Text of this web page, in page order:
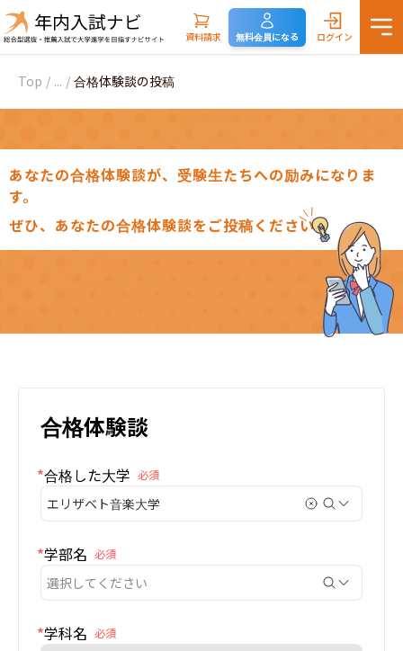
資料請求 無料会員になる ログイン
Top / ... / 合格体験談の投稿
あなたの合格体験談が、受験生たちへの励みになりま
す。
ぜひ、あなたの合格体験談をご投稿ください。
合格体験談
*合格した大学 必須
エリザベト音楽大学
*学部名 必須
選択してください
*学科名 必須